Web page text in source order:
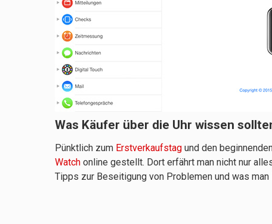
Was Käufer über die Uhr wissen
Pünktlich zum Erstverkaufstag und den
Watch online gestellt. Dort erfährt man nicht nur
Tipps zur Beseitigung von Problemen und was